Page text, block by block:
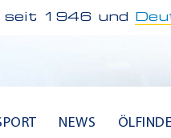
seit 1946 und
NEWS